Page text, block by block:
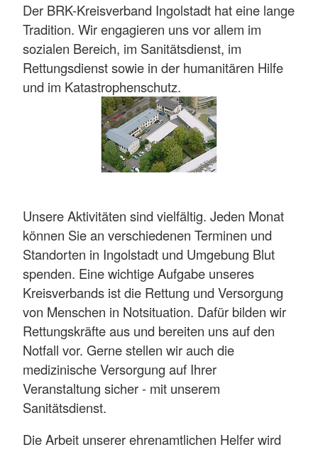
Der BRK-Kreisverband Ingolstadt hat eine lange
Tradition. Wir engagieren uns vor allem im
sozialen Bereich, im Sanitätsdienst, im
Rettungsdienst sowie in der humanitären Hilfe
und im Katastrophenschutz.
Unsere Aktivitäten sind vielfältig. Jeden Monat
können Sie an verschiedenen Terminen und
Standorten in Ingolstadt und Umgebung Blut
spenden. Eine wichtige Aufgabe unseres
Kreisverbands ist die Rettung und Versorgung
von Menschen in Notsituation. Dafür bilden wir
Rettungskräfte aus und bereiten uns auf den
Notfall vor. Gerne stellen wir auch die
medizinische Versorgung auf Ihrer
Veranstaltung sicher - mit unserem
Sanitätsdienst.
Die Arbeit unserer ehrenamtlichen Helfer wird